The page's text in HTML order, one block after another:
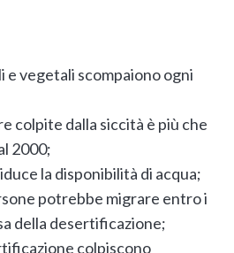
e vegetali scompaiono ogni
colpite dalla siccità è più che
2000;
la disponibilità di acqua;
potrebbe migrare entro i
della desertificazione;
colpiscono